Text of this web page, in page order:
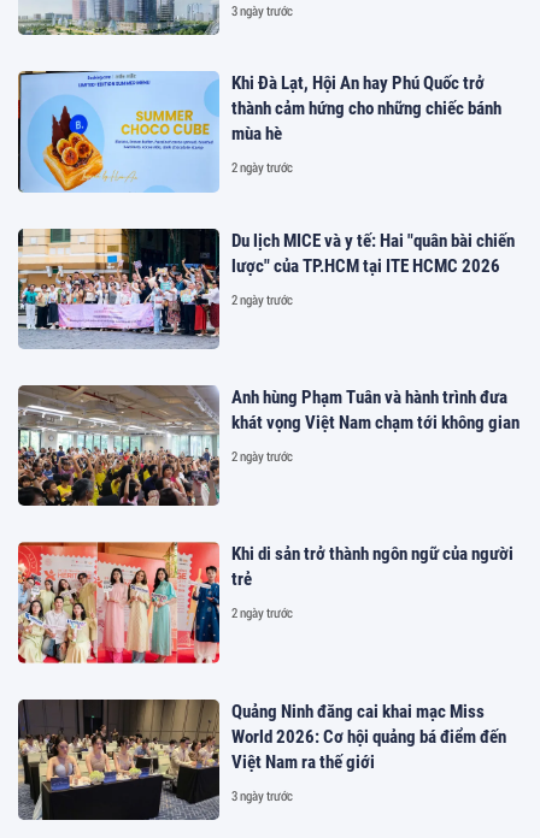
3 ngày trước
Khi Đà Lạt, Hội An hay Phú Quốc trở
thành cảm hứng cho những chiếc bánh
mùa hè
2 ngày trước
Du lịch MICE và y tế: Hai "quân bài chiến
lược" của TP.HCM tại ITE HCMC 2026
2 ngày trước
Anh hùng Phạm Tuân và hành trình đưa
khát vọng Việt Nam chạm tới không gian
2 ngày trước
Khi di sản trở thành ngôn ngữ của người
trẻ
2 ngày trước
Quảng Ninh đăng cai khai mạc Miss
World 2026: Cơ hội quảng bá điểm đến
Việt Nam ra thế giới
3 ngày trước